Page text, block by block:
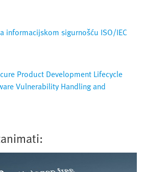
informacijskom sigurnošću ISO/IEC
Product Development Lifecycle
Vulnerability Handling and